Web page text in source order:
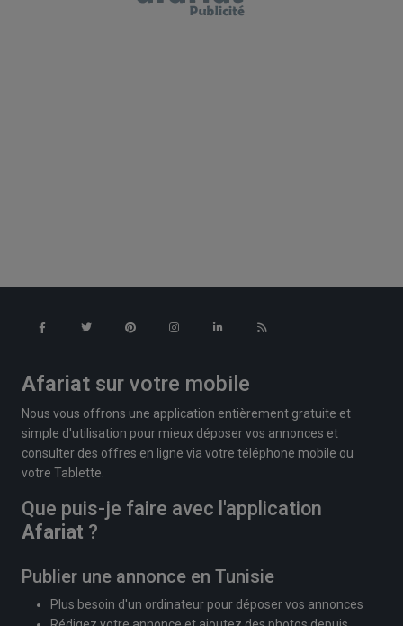
Afariat sur votre mobile
Nous vous offrons une application entièrement gratuite et
simple d'utilisation pour mieux déposer vos annonces et
consulter des offres en ligne via votre téléphone mobile ou
votre Tablette.
Que puis-je faire avec l'application
Afariat ?
Publier une annonce en Tunisie
Plus besoin d'un ordinateur pour déposer vos annonces